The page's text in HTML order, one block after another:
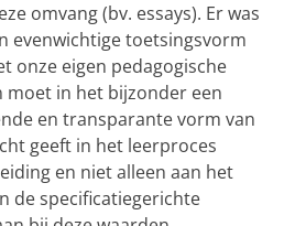
omvang (bv. essays). Er was
evenwichtige toetsingsvorm
onze eigen pedagogische
moet in het bijzonder een
en transparante vorm van
geeft in het leerproces
en niet alleen aan het
de specificatiegerichte